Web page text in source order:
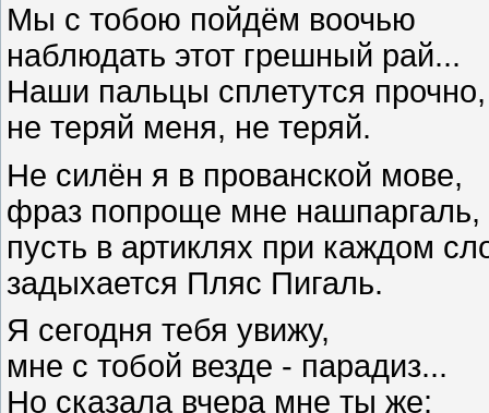
Мы с тобою пойдём воочью
наблюдать этот грешный рай...
Наши пальцы сплетутся прочно,
не теряй меня, не теряй.
Не силён я в прованской мове,
фраз попроще мне нашпаргаль,
пусть в артиклях при каждом
задыхается Пляс Пигаль.
Я сегодня тебя увижу,
мне с тобой везде - парадиз...
Но сказала вчера мне ты же: